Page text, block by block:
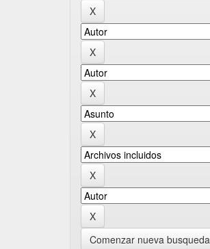
Comenzar nueva busqueda